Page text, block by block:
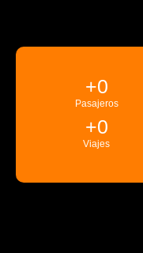
Pasajeros
+0
Viajes
+0